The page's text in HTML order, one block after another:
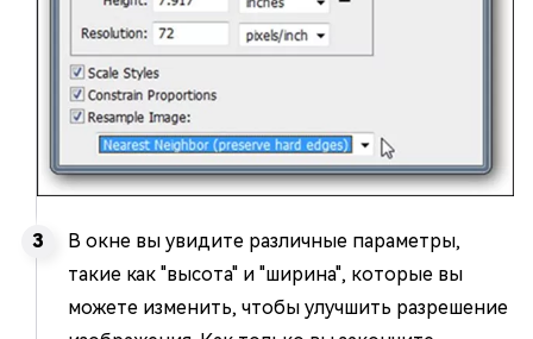
В окне вы увидите различные параметры,
такие как "высота" и "ширина", которые вы
можете изменить, чтобы улучшить разрешение